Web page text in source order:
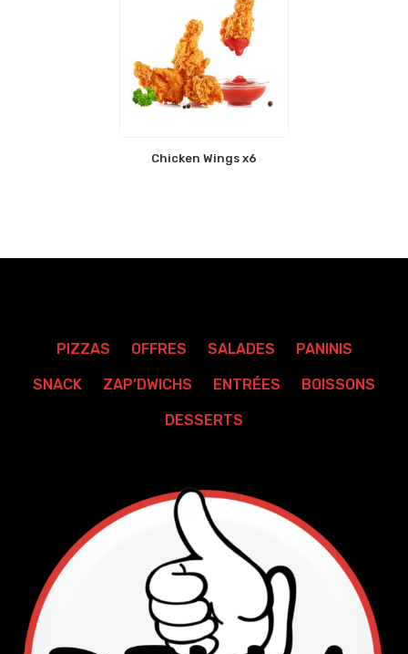
Chicken Wings x6
PIZZAS OFFRES SALADES PANINIS
SNACK ZAP’DWICHS ENTRÉES BOISSONS
DESSERTS